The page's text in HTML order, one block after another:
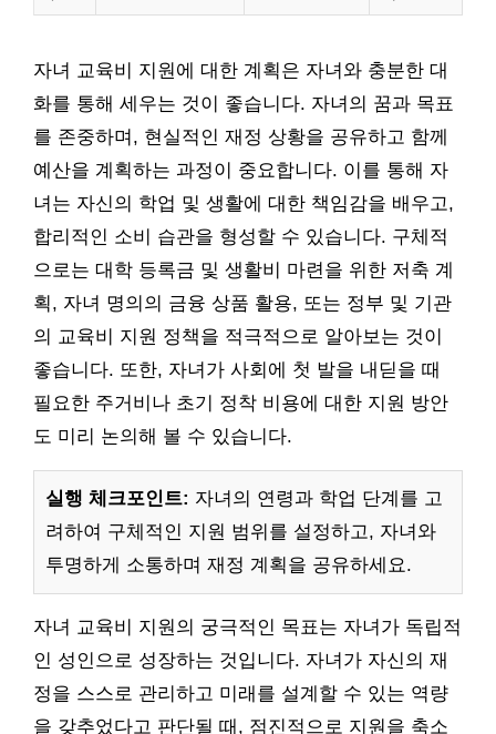
자녀 교육비 지원에 대한 계획은 자녀와 충분한 대
화를 통해 세우는 것이 좋습니다. 자녀의 꿈과 목표
를 존중하며, 현실적인 재정 상황을 공유하고 함께
예산을 계획하는 과정이 중요합니다. 이를 통해 자
녀는 자신의 학업 및 생활에 대한 책임감을 배우고,
합리적인 소비 습관을 형성할 수 있습니다. 구체적
으로는 대학 등록금 및 생활비 마련을 위한 저축 계
획, 자녀 명의의 금융 상품 활용, 또는 정부 및 기관
의 교육비 지원 정책을 적극적으로 알아보는 것이
좋습니다. 또한, 자녀가 사회에 첫 발을 내딛을 때
필요한 주거비나 초기 정착 비용에 대한 지원 방안
도 미리 논의해 볼 수 있습니다.
실행 체크포인트: 자녀의 연령과 학업 단계를 고
려하여 구체적인 지원 범위를 설정하고, 자녀와
투명하게 소통하며 재정 계획을 공유하세요.
자녀 교육비 지원의 궁극적인 목표는 자녀가 독립적
인 성인으로 성장하는 것입니다. 자녀가 자신의 재
정을 스스로 관리하고 미래를 설계할 수 있는 역량
을 갖추었다고 판단될 때, 점진적으로 지원을 축소